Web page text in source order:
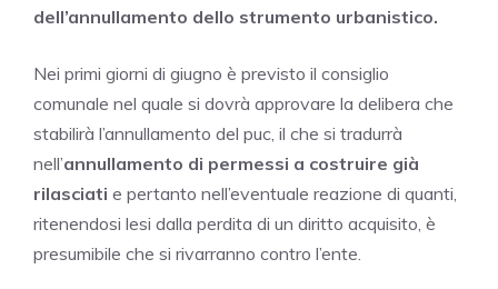
dell’annullamento dello strumento urbanistico.
Nei primi giorni di giugno è previsto il consiglio
comunale nel quale si dovrà approvare la delibera che
stabilirà l’annullamento del puc, il che si tradurrà
nell’annullamento di permessi a costruire già
rilasciati e pertanto nell’eventuale reazione di quanti,
ritenendosi lesi dalla perdita di un diritto acquisito, è
presumibile che si rivarranno contro l’ente.